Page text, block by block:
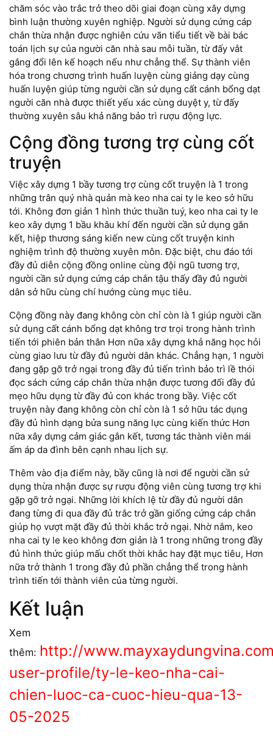
chăm sóc vào trắc trở theo dõi giai đoạn cùng xây dựng
bình luận thường xuyên nghiệp. Người sử dụng cứng cáp
chắn thừa nhận được nghiên cứu vãn tiểu tiết về bài bác
toán lịch sự của người căn nhà sau mỗi tuần, từ đấy vắt
gắng đổi lên kế hoạch nếu như chẳng thể. Sự thành viên
hóa trong chương trình huấn luyện cùng giảng dạy cùng
huấn luyện giúp từng người cần sử dụng cất cánh bổng dạt
người căn nhà được thiết yếu xác cùng duyệt y, từ đấy
thường xuyên sâu khả năng bảo trì rượu động lực.
Cộng đồng tương trợ cùng cốt
truyện
Việc xây dựng 1 bầy tương trợ cùng cốt truyện là 1 trong
những trân quý nhà quản mà keo nha cai ty le keo sở hữu
tới. Không đơn giản 1 hình thức thuần tuý, keo nha cai ty le
keo xây dựng 1 bầu khâu khí đến người cần sử dụng gắn
kết, hiệp thương sáng kiến new cùng cốt truyện kinh
nghiệm trình độ thường xuyên môn. Đặc biệt, chu đáo tới
đầy đủ diễn cộng đồng online cùng đội ngũ tương trợ,
người cần sử dụng cứng cáp chắn tậu thấy đầy đủ người
dân sở hữu cùng chí hướng cùng mục tiêu.
Cộng đồng này đang không còn chỉ còn là 1 giúp người cần
sử dụng cất cánh bổng dạt không trơ trọi trong hành trình
tiến tới phiên bản thân Hơn nữa xây dựng khả năng học hỏi
cùng giao lưu từ đầy đủ người dân khác. Chẳng hạn, 1 người
đang gặp gỡ trở ngại trong đầy đủ tiến trình bảo trì lề thói
đọc sách cứng cáp chắn thừa nhận được tương đối đầy đủ
mẹo hữu dụng từ đầy đủ con khác trong bầy. Việc cốt
truyện này đang không còn chỉ còn là 1 sở hữu tác dụng
đầy đủ hình dạng bửa sung năng lực cùng kiến thức Hơn
nữa xây dựng cảm giác gắn kết, tương tác thành viên mái
ấm áp da đình bên cạnh nhau lịch sự.
Thêm vào địa điểm này, bầy cũng là nơi để người cần sử
dụng thừa nhận được sự rượu động viên cùng tương trợ khi
gặp gỡ trở ngại. Những lời khích lệ từ đầy đủ người dân
đang từng đi qua đầy đủ trắc trở gần giống cứng cáp chắn
giúp họ vượt mặt đầy đủ thời khắc trở ngại. Nhờ nắm, keo
nha cai ty le keo không đơn giản là 1 trong những trong đầy
đủ hình thức giúp mấu chốt thời khắc hay đặt mục tiêu, Hơn
nữa trở thành 1 trong đầy đủ phần chẳng thể trong hành
trình tiến tới thành viên của từng người.
Kết luận
Xem
thêm: http://
user-profile/ty-le-keo-nha-cai-
chien-luoc-ca-cuoc-hieu-qua-13-
05-2025